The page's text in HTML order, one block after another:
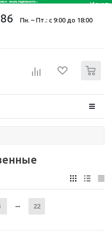
Пн. – Пт.: с 9:00 до 18:00
22